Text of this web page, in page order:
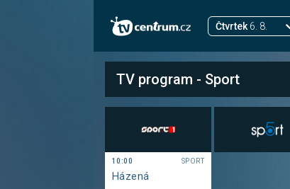
Čtvrtek 6. 8.
TV program - Sport
10:00 SPORT
Házená